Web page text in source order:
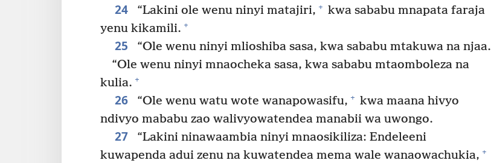
24 “Lakini ole wenu ninyi matajiri, + kwa sababu mnapata faraja
yenu kikamili. +
25
“Ole wenu ninyi mlioshiba sasa, kwa sababu mtakuwa na njaa.
“Ole wenu ninyi mnaocheka sasa, kwa sababu mtaomboleza na
kulia. +
26 “Ole wenu watu wote wanapowasifu, + kwa maana hivyo
ndivyo mababu zao walivyowatendea manabii wa uwongo.
27
“Lakini ninawaambia ninyi mnaosikiliza: Endeleeni
kuwapenda adui zenu na kuwatendea mema wale wanaowachukia, +